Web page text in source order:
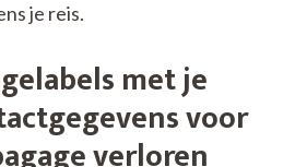
je reis.
met je
voor